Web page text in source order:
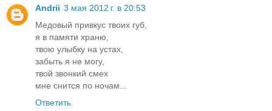
Andrii 3 мая 2012 г. в 20:53
Медовый привкус твоих губ,
я в памяти храню,
твою улыбку на устах,
забыть я не могу,
твой звонкий смех
мне снится по ночам...
Ответить